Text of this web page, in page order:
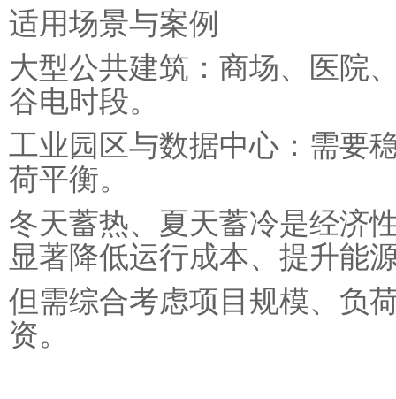
适用场景与案例
大型公共建筑‌：商场、医院
谷电时段。
工业园区与数据中心‌：需要
荷平衡。
冬天蓄热、夏天蓄冷是‌经济
显著降低运行成本、提升能
但需综合考虑项目规模、负
资。